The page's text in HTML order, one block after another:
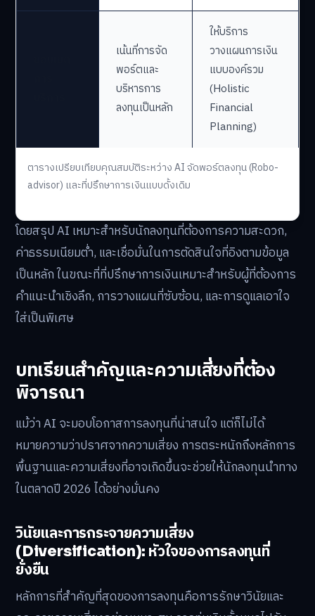
ตารางเปรียบเทียบคุณสมบัติระหว่าง AI จัดพอร์ตลงทุน (Robo-
advisor) และที่ปรึกษาการเงินแบบดั้งเดิม
เน้นที่การจัด
พอร์ตและ
บริหารการ
ลงทุนเป็นหลัก
ให้บริการ
วางแผนการเงิน
แบบองค์รวม
(Holistic
Financial
Planning)
โดยสรุป AI เหมาะสำหรับนักลงทุนที่ต้องการความสะดวก,
ค่าธรรมเนียมต่ำ, และเชื่อมั่นในการตัดสินใจที่อิงตามข้อมูล
เป็นหลัก ในขณะที่ที่ปรึกษาการเงินเหมาะสำหรับผู้ที่ต้องการ
คำแนะนำเชิงลึก, การวางแผนที่ซับซ้อน, และการดูแลเอาใจ
ใส่เป็นพิเศษ
บทเรียนสำคัญและความเสี่ยงที่ต้อง
พิจารณา
แม้ว่า AI จะมอบโอกาสการลงทุนที่น่าสนใจ แต่ก็ไม่ได้
หมายความว่าปราศจากความเสี่ยง การตระหนักถึงหลักการ
พื้นฐานและความเสี่ยงที่อาจเกิดขึ้นจะช่วยให้นักลงทุนนำทาง
ในตลาดปี 2026 ได้อย่างมั่นคง
วินัยและการกระจายความเสี่ยง
(Diversification): หัวใจของการลงทุนที่
ยั่งยืน
หลักการที่สำคัญที่สุดของการลงทุนคือการรักษาวินัยและ